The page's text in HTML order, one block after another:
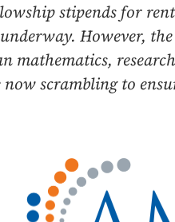
stipends for
However,
mathematics,
scrambling to